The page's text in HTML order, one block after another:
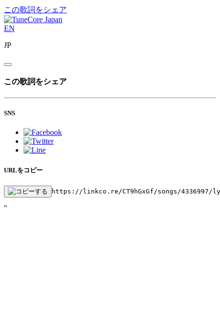
この歌詞をシェア
EN
JP
この歌詞をシェア
SNS
URLをコピー
https://linkco.re/CT9hGxGf/songs/4336997/
"